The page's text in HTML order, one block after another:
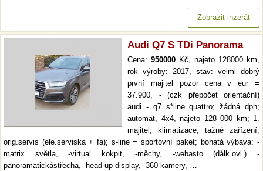
Zobrazit inzerát
Audi Q7 S TDi Panorama
Cena: 950000 Kč, najeto 128000 km,
rok výroby: 2017, stav: velmi dobrý
první majitel pozor cena v eur =
37.900, - (czk přepočet orientační)
audi - q7 s*line quattro; žádná dph;
automat, 4x4, najeto 128 000 km; 1.
majitel, klimatizace, tažné zařízení;
orig.servis (ele.serviska + fa); s-line = sportovní paket; bohatá výbava: -
matrix světla, -virtual kokpit, -měchy, -webasto (dálk.ovl.) -
panoramatickástřecha, -head-up display, -360 kamery, …